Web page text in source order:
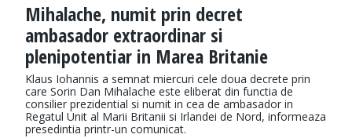
Mihalache, numit prin decret
ambasador extraordinar si
plenipotentiar in Marea Britanie
Klaus Iohannis a semnat miercuri cele doua decrete prin
care Sorin Dan Mihalache este eliberat din functia de
consilier prezidential si numit in cea de ambasador in
Regatul Unit al Marii Britanii si Irlandei de Nord, informeaza
presedintia printr-un comunicat.